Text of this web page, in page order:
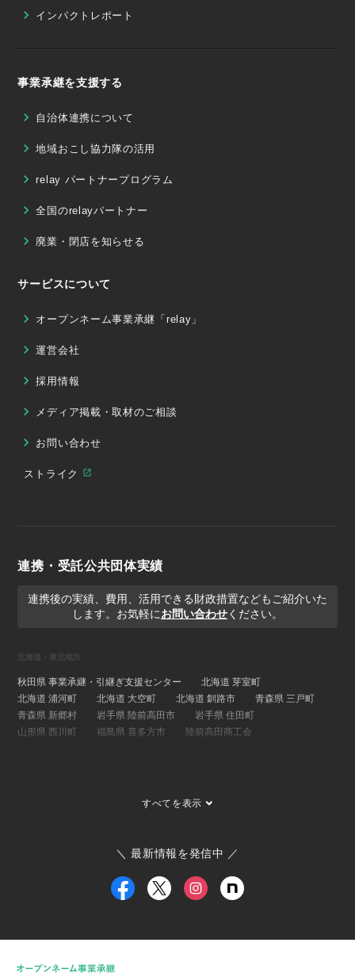
インパクトレポート
事業承継を支援する
自治体連携について
地域おこし協力隊の活用
relay パートナープログラム
全国のrelayパートナー
廃業・閉店を知らせる
サービスについて
オープンネーム事業承継「relay」
運営会社
採用情報
メディア掲載・取材のご相談
お問い合わせ
ストライク
連携・受託公共団体実績
連携後の実績、費用、活用できる財政措置などもご紹介いた
します。お気軽にお問い合わせください。
すべてを表示
北海道・東北地方
秋田県 事業承継・引継ぎ支援センター
北海道 芽室町
北海道 浦河町
北海道 大空町 北海道 釧路市
青森県 三戸町
青森県 新郷村
岩手県 陸前高田市
岩手県 住田町
山形県 西川町
福島県 喜多方市 陸前高田商工会
茨城県 稲敷市 群馬県 桐生市
小田原箱根商工会議所
福井県 事業承継・引継ぎ支援センター
富山県
新潟県 南魚沼市
新潟県 糸魚川市
新潟県 出雲崎町
＼ 最新情報を発信中 ／